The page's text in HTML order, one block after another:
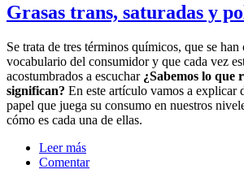
Grasas trans, saturadas y
Se trata de tres términos químicos, que se han
vocabulario del consumidor y que cada vez
acostumbrados a escuchar ¿Sabemos lo que
significan? En este artículo vamos a explicar
papel que juega su consumo en nuestros
cómo es cada una de ellas.
Leer más
Comentar